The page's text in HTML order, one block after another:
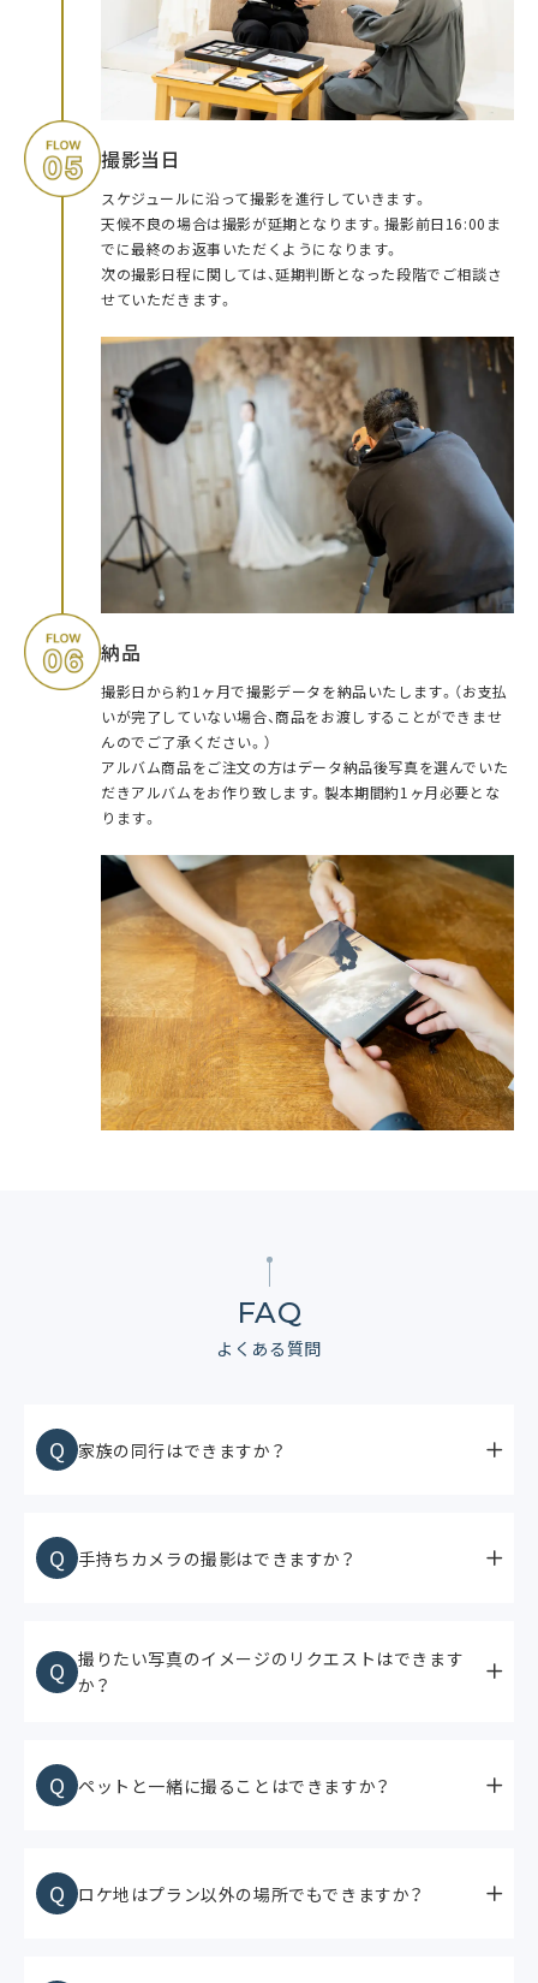
撮影当日
スケジュールに沿って撮影を進行していきます。
天候不良の場合は撮影が延期となります。撮影前日16:00ま
でに最終のお返事いただくようになります。
次の撮影日程に関しては、延期判断となった段階でご相談さ
せていただきます。
納品
撮影日から約1ヶ月で撮影データを納品いたします。（お支払
いが完了していない場合、商品をお渡しすることができませ
んのでご了承ください。）
アルバム商品をご注文の方はデータ納品後写真を選んでいた
だきアルバムをお作り致します。製本期間約1ヶ月必要とな
ります。
FAQ
よくある質問
Q 家族の同行はできますか？
Q 手持ちカメラの撮影はできますか？
Q 撮りたい写真のイメージのリクエストはできます
か？
Q ペットと一緒に撮ることはできますか？
Q ロケ地はプラン以外の場所でもできますか？